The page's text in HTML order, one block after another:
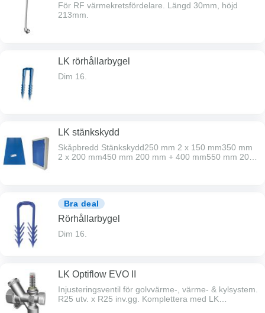
För RF värmekretsfördelare. Längd 30mm, höjd
213mm.
LK rörhållarbygel
Dim 16.
LK stänkskydd
Skåpbredd Stänkskydd250 mm 2 x 150 mm350 mm
2 x 200 mm450 mm 200 mm + 400 mm550 mm 200
Bra deal
Rörhållarbygel
Dim 16.
LK Optiflow EVO II
Injusteringsventil för golvvärme-, värme- & kylsystem.
R25 utv. x R25 inv.gg. Komplettera med LK